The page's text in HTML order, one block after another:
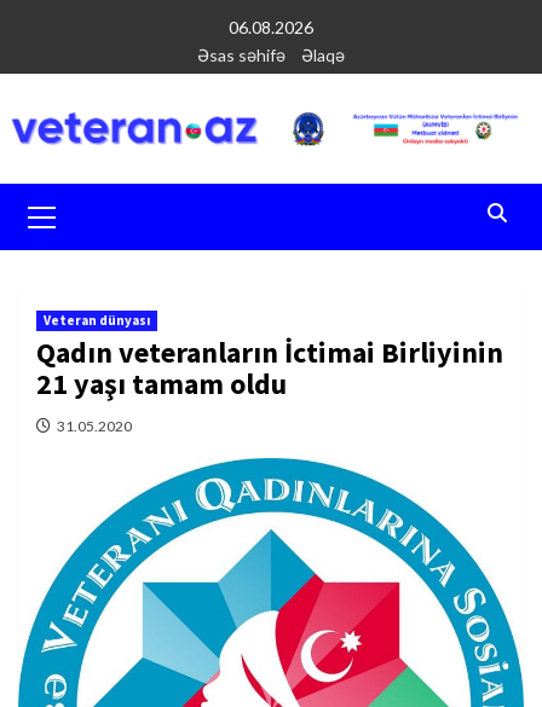
содержимому
06.08.2026
Əsas səhifə
Əlaqə
меню
Veteran dünyası
Qadın veteranların İctimai Birliyinin
21 yaşı tamam oldu
31.05.2020